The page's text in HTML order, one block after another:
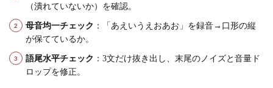
（潰れていないか）を確認。
母音均一チェック ：「あえいうえおあお」を録音→口形の縦
が保てているか。
語尾水平チェック ：3文だけ抜き出し、末尾のノイズと音量ド
ロップを修正。